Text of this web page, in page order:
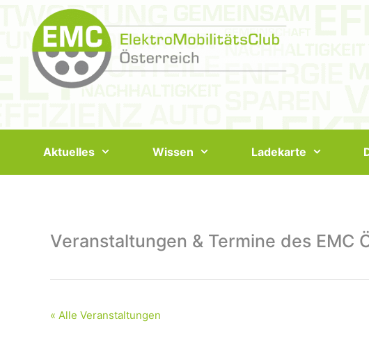
Aktuelles Wissen Ladekarte
Veranstaltungen & Termine des EMC
« Alle Veranstaltungen